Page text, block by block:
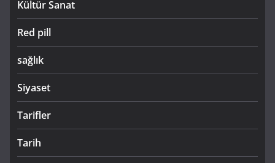
Kültür Sanat
Red pill
sağlık
Siyaset
Tarifler
Tarih